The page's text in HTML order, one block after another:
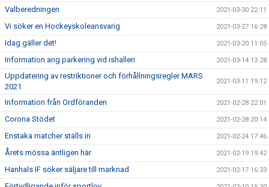
Valberedningen 2021-03-30 22:11
Vi söker en Hockeyskoleansvarig 2021-03-27 16:28
Idag gäller det! 2021-03-20 11:05
Information ang parkering vid ishallen 2021-03-14 13:28
Uppdatering av restriktioner och förhållningsregler MARS
2021
2021-03-11 19:12
Information från Ordföranden 2021-02-28 22:01
Corona Stödet 2021-02-28 20:14
Enstaka matcher ställs in 2021-02-24 17:46
Årets mössa äntligen här 2021-02-19 19:42
Hanhals IF söker säljare till marknad 2021-02-17 16:33